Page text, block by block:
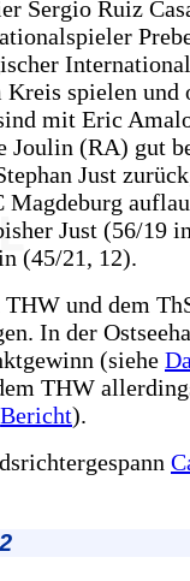
Sergio Ruiz
Kreis spielen und
mit Eric
Joulin (RA) gut
Just
Magdeburg
Just (56/19
(45/21, 12).
und dem
In der
(siehe
THW
Bericht).